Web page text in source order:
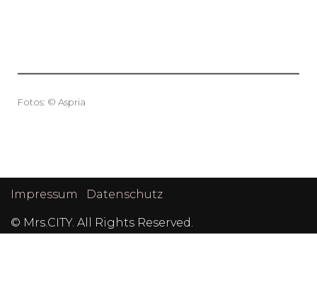
Fotos: © Aspria
Impressum Datenschutz
© Mrs.CITY. All Rights Reserved.